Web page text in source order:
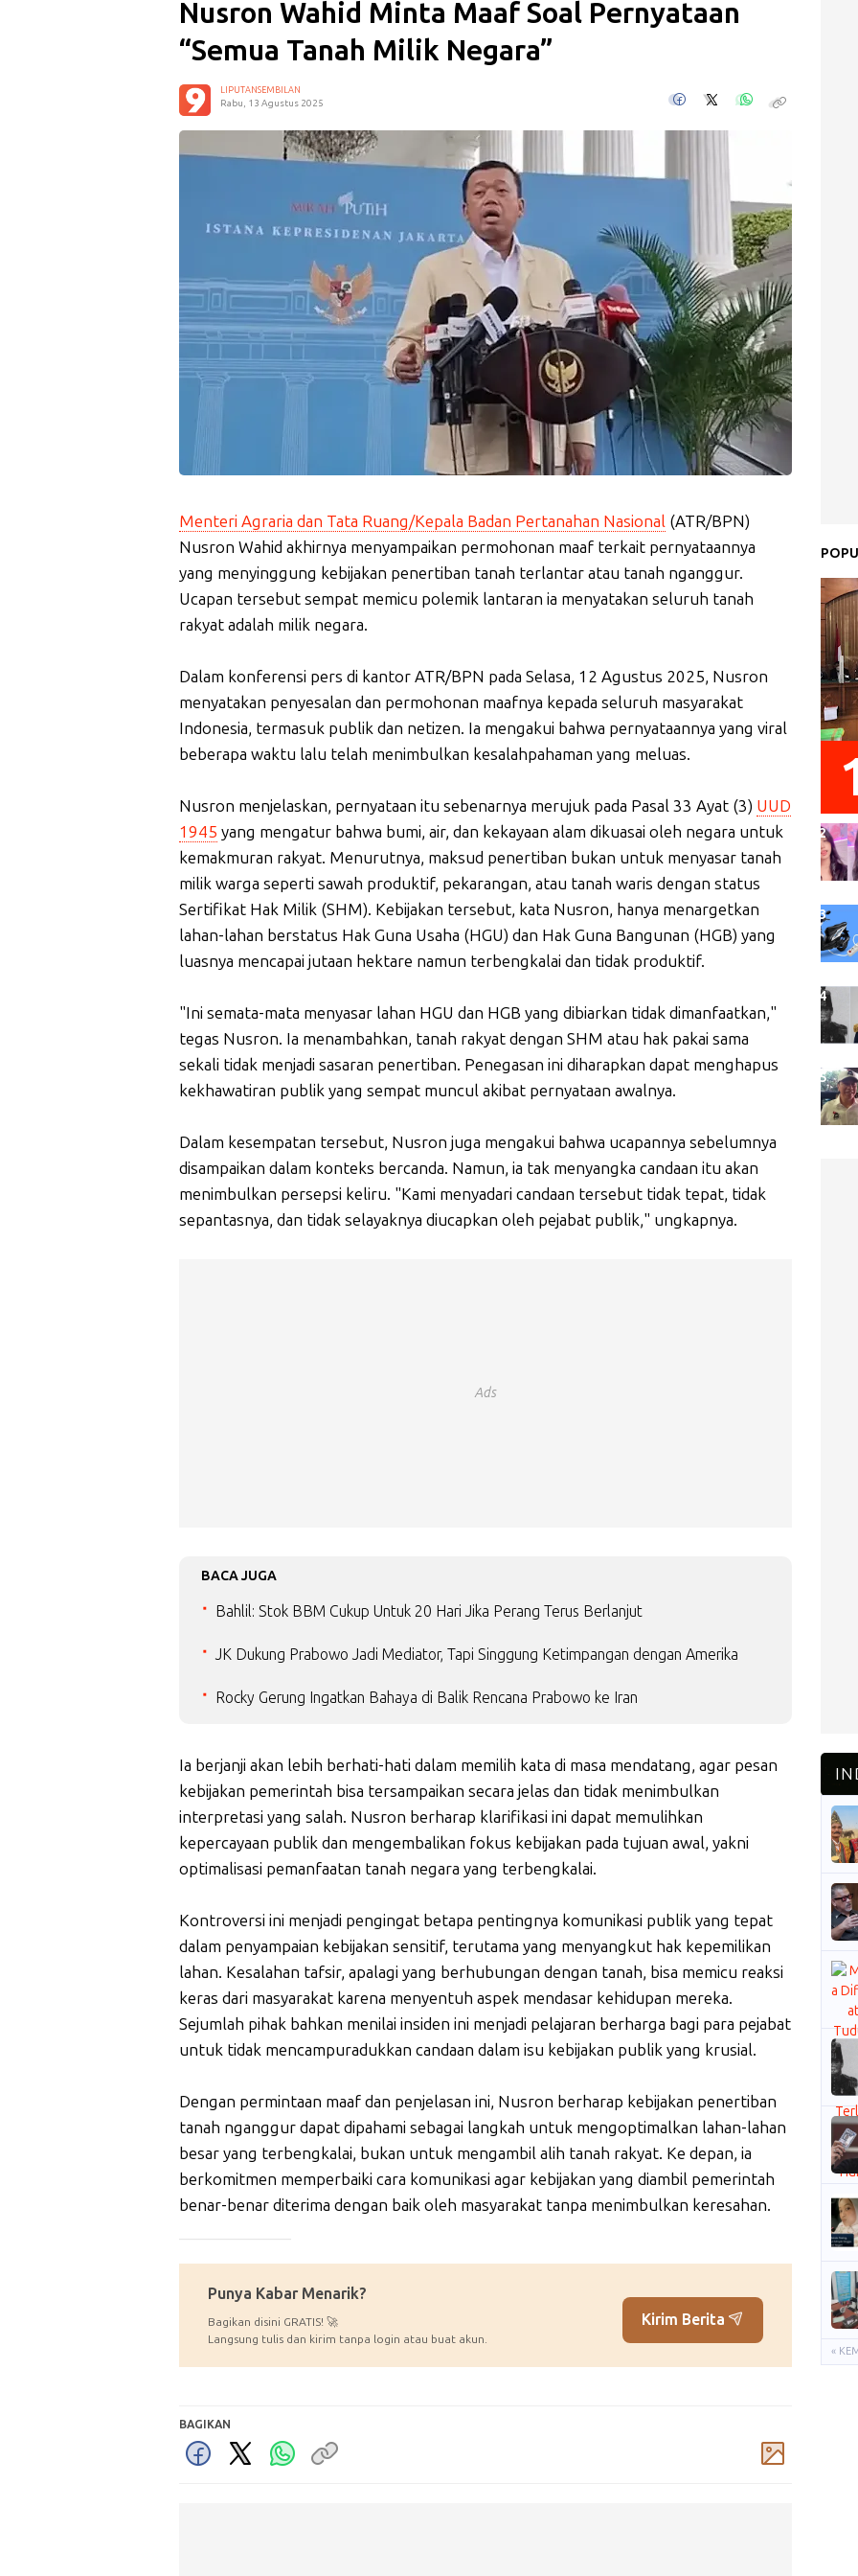
Nusron Wahid Minta Maaf Soal Pernyataan
“Semua Tanah Milik Negara”
LIPUTANSEMBILAN
Rabu, 13 Agustus 2025
Menteri Agraria dan Tata Ruang/Kepala Badan Pertanahan Nasional (ATR/BPN)
Nusron Wahid akhirnya menyampaikan permohonan maaf terkait pernyataannya
yang menyinggung kebijakan penertiban tanah terlantar atau tanah nganggur.
Ucapan tersebut sempat memicu polemik lantaran ia menyatakan seluruh tanah
rakyat adalah milik negara.
Dalam konferensi pers di kantor ATR/BPN pada Selasa, 12 Agustus 2025, Nusron
menyatakan penyesalan dan permohonan maafnya kepada seluruh masyarakat
Indonesia, termasuk publik dan netizen. Ia mengakui bahwa pernyataannya yang viral
beberapa waktu lalu telah menimbulkan kesalahpahaman yang meluas.
Nusron menjelaskan, pernyataan itu sebenarnya merujuk pada Pasal 33 Ayat (3) UUD
1945 yang mengatur bahwa bumi, air, dan kekayaan alam dikuasai oleh negara untuk
kemakmuran rakyat. Menurutnya, maksud penertiban bukan untuk menyasar tanah
milik warga seperti sawah produktif, pekarangan, atau tanah waris dengan status
Sertifikat Hak Milik (SHM). Kebijakan tersebut, kata Nusron, hanya menargetkan
lahan-lahan berstatus Hak Guna Usaha (HGU) dan Hak Guna Bangunan (HGB) yang
luasnya mencapai jutaan hektare namun terbengkalai dan tidak produktif.
"Ini semata-mata menyasar lahan HGU dan HGB yang dibiarkan tidak dimanfaatkan,"
tegas Nusron. Ia menambahkan, tanah rakyat dengan SHM atau hak pakai sama
sekali tidak menjadi sasaran penertiban. Penegasan ini diharapkan dapat menghapus
kekhawatiran publik yang sempat muncul akibat pernyataan awalnya.
Dalam kesempatan tersebut, Nusron juga mengakui bahwa ucapannya sebelumnya
disampaikan dalam konteks bercanda. Namun, ia tak menyangka candaan itu akan
menimbulkan persepsi keliru. "Kami menyadari candaan tersebut tidak tepat, tidak
sepantasnya, dan tidak selayaknya diucapkan oleh pejabat publik," ungkapnya.
Ads
BACA JUGA
Bahlil: Stok BBM Cukup Untuk 20 Hari Jika Perang Terus Berlanjut
JK Dukung Prabowo Jadi Mediator, Tapi Singgung Ketimpangan dengan Amerika
Rocky Gerung Ingatkan Bahaya di Balik Rencana Prabowo ke Iran
Ia berjanji akan lebih berhati-hati dalam memilih kata di masa mendatang, agar pesan
kebijakan pemerintah bisa tersampaikan secara jelas dan tidak menimbulkan
interpretasi yang salah. Nusron berharap klarifikasi ini dapat memulihkan
kepercayaan publik dan mengembalikan fokus kebijakan pada tujuan awal, yakni
optimalisasi pemanfaatan tanah negara yang terbengkalai.
Kontroversi ini menjadi pengingat betapa pentingnya komunikasi publik yang tepat
dalam penyampaian kebijakan sensitif, terutama yang menyangkut hak kepemilikan
lahan. Kesalahan tafsir, apalagi yang berhubungan dengan tanah, bisa memicu reaksi
keras dari masyarakat karena menyentuh aspek mendasar kehidupan mereka.
Sejumlah pihak bahkan menilai insiden ini menjadi pelajaran berharga bagi para pejabat
untuk tidak mencampuradukkan candaan dalam isu kebijakan publik yang krusial.
Dengan permintaan maaf dan penjelasan ini, Nusron berharap kebijakan penertiban
tanah nganggur dapat dipahami sebagai langkah untuk mengoptimalkan lahan-lahan
besar yang terbengkalai, bukan untuk mengambil alih tanah rakyat. Ke depan, ia
berkomitmen memperbaiki cara komunikasi agar kebijakan yang diambil pemerintah
benar-benar diterima dengan baik oleh masyarakat tanpa menimbulkan keresahan.
Punya Kabar Menarik?
Bagikan disini GRATIS! 🚀
Langsung tulis dan kirim tanpa login atau buat akun.
Kirim Berita
BAGIKAN
«